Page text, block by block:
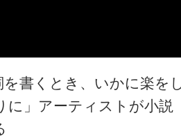
を書くとき、いかに楽を
に」アーティストが小説